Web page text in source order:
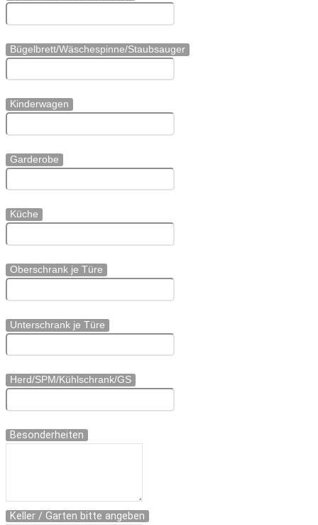
Bügelbrett/Wäschespinne/Staubsauger
Kinderwagen
Garderobe
Küche
Oberschrank je Türe
Unterschrank je Türe
Herd/SPM/Kühlschrank/GS
Besonderheiten
Keller / Garten bitte angeben